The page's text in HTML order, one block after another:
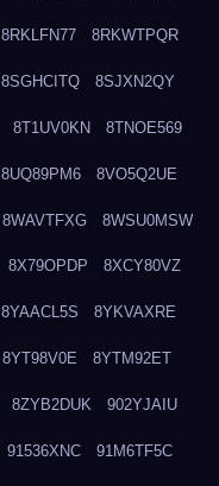
8RKLFN77 8RKWTPQR
8SGHCITQ 8SJXN2QY
8T1UV0KN 8TNOE569
8UQ89PM6 8VO5Q2UE
8WAVTFXG 8WSU0MSW
8X79OPDP 8XCY80VZ
8YAACL5S 8YKVAXRE
8YT98V0E 8YTM92ET
8ZYB2DUK 902YJAIU
91536XNC 91M6TF5C